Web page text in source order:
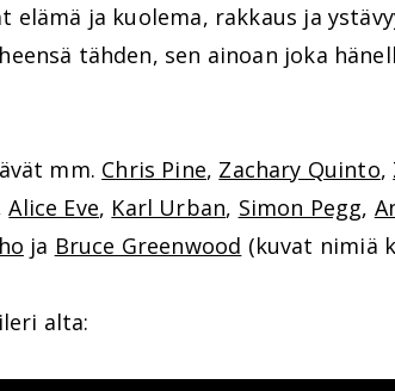
elämä ja kuolema, rakkaus ja
tähden, sen ainoan joka
mm. Chris Pine, Zachary Quinto,
Alice Eve, Karl Urban, Simon Pegg,
ja Bruce Greenwood (kuvat nimiä
alta: